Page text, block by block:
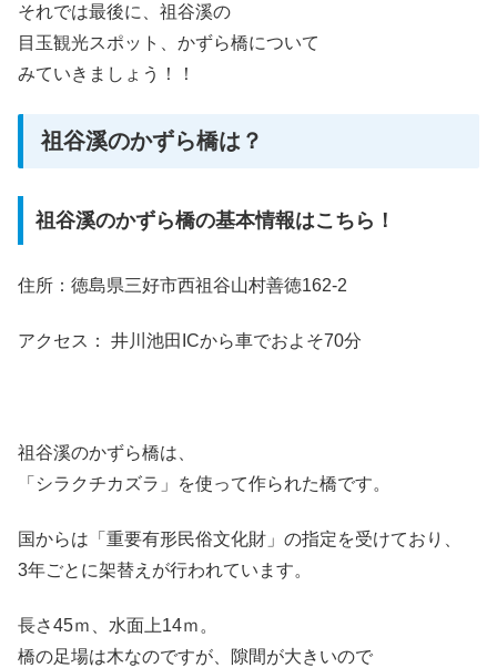
それでは最後に、祖谷溪の
目玉観光スポット、かずら橋について
みていきましょう！！
祖谷溪のかずら橋は？
祖谷溪のかずら橋の基本情報はこちら！
住所：徳島県三好市西祖谷山村善徳162-2
アクセス： 井川池田ICから車でおよそ70分
祖谷溪のかずら橋は、
「シラクチカズラ」を使って作られた橋です。
国からは「重要有形民俗文化財」の指定を受けており、
3年ごとに架替えが行われています。
長さ45ｍ、水面上14ｍ。
橋の足場は木なのですが、隙間が大きいので